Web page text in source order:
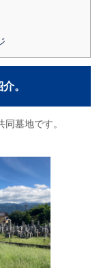
。
墓地です。